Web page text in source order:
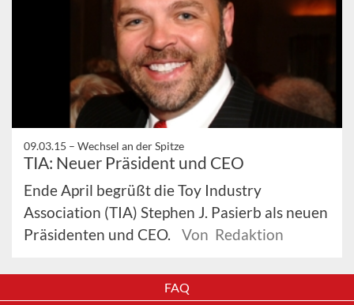
09.03.15 – Wechsel an der Spitze
TIA: Neuer Präsident und CEO
Ende April begrüßt die Toy Industry
Association (TIA) Stephen J. Pasierb als neuen
Präsidenten und CEO.
Von Redaktion
FAQ